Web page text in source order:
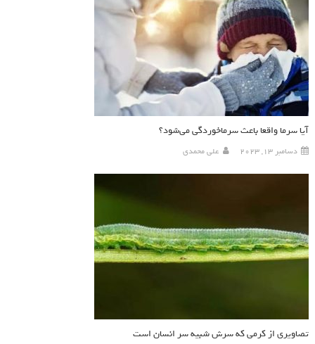
آیا سرما واقعا باعث سرماخوردگی می‌شود؟
دسامبر 13, 2023 علی محمدی
تصاویری از کرمی که سرش شبیه سر انسان است